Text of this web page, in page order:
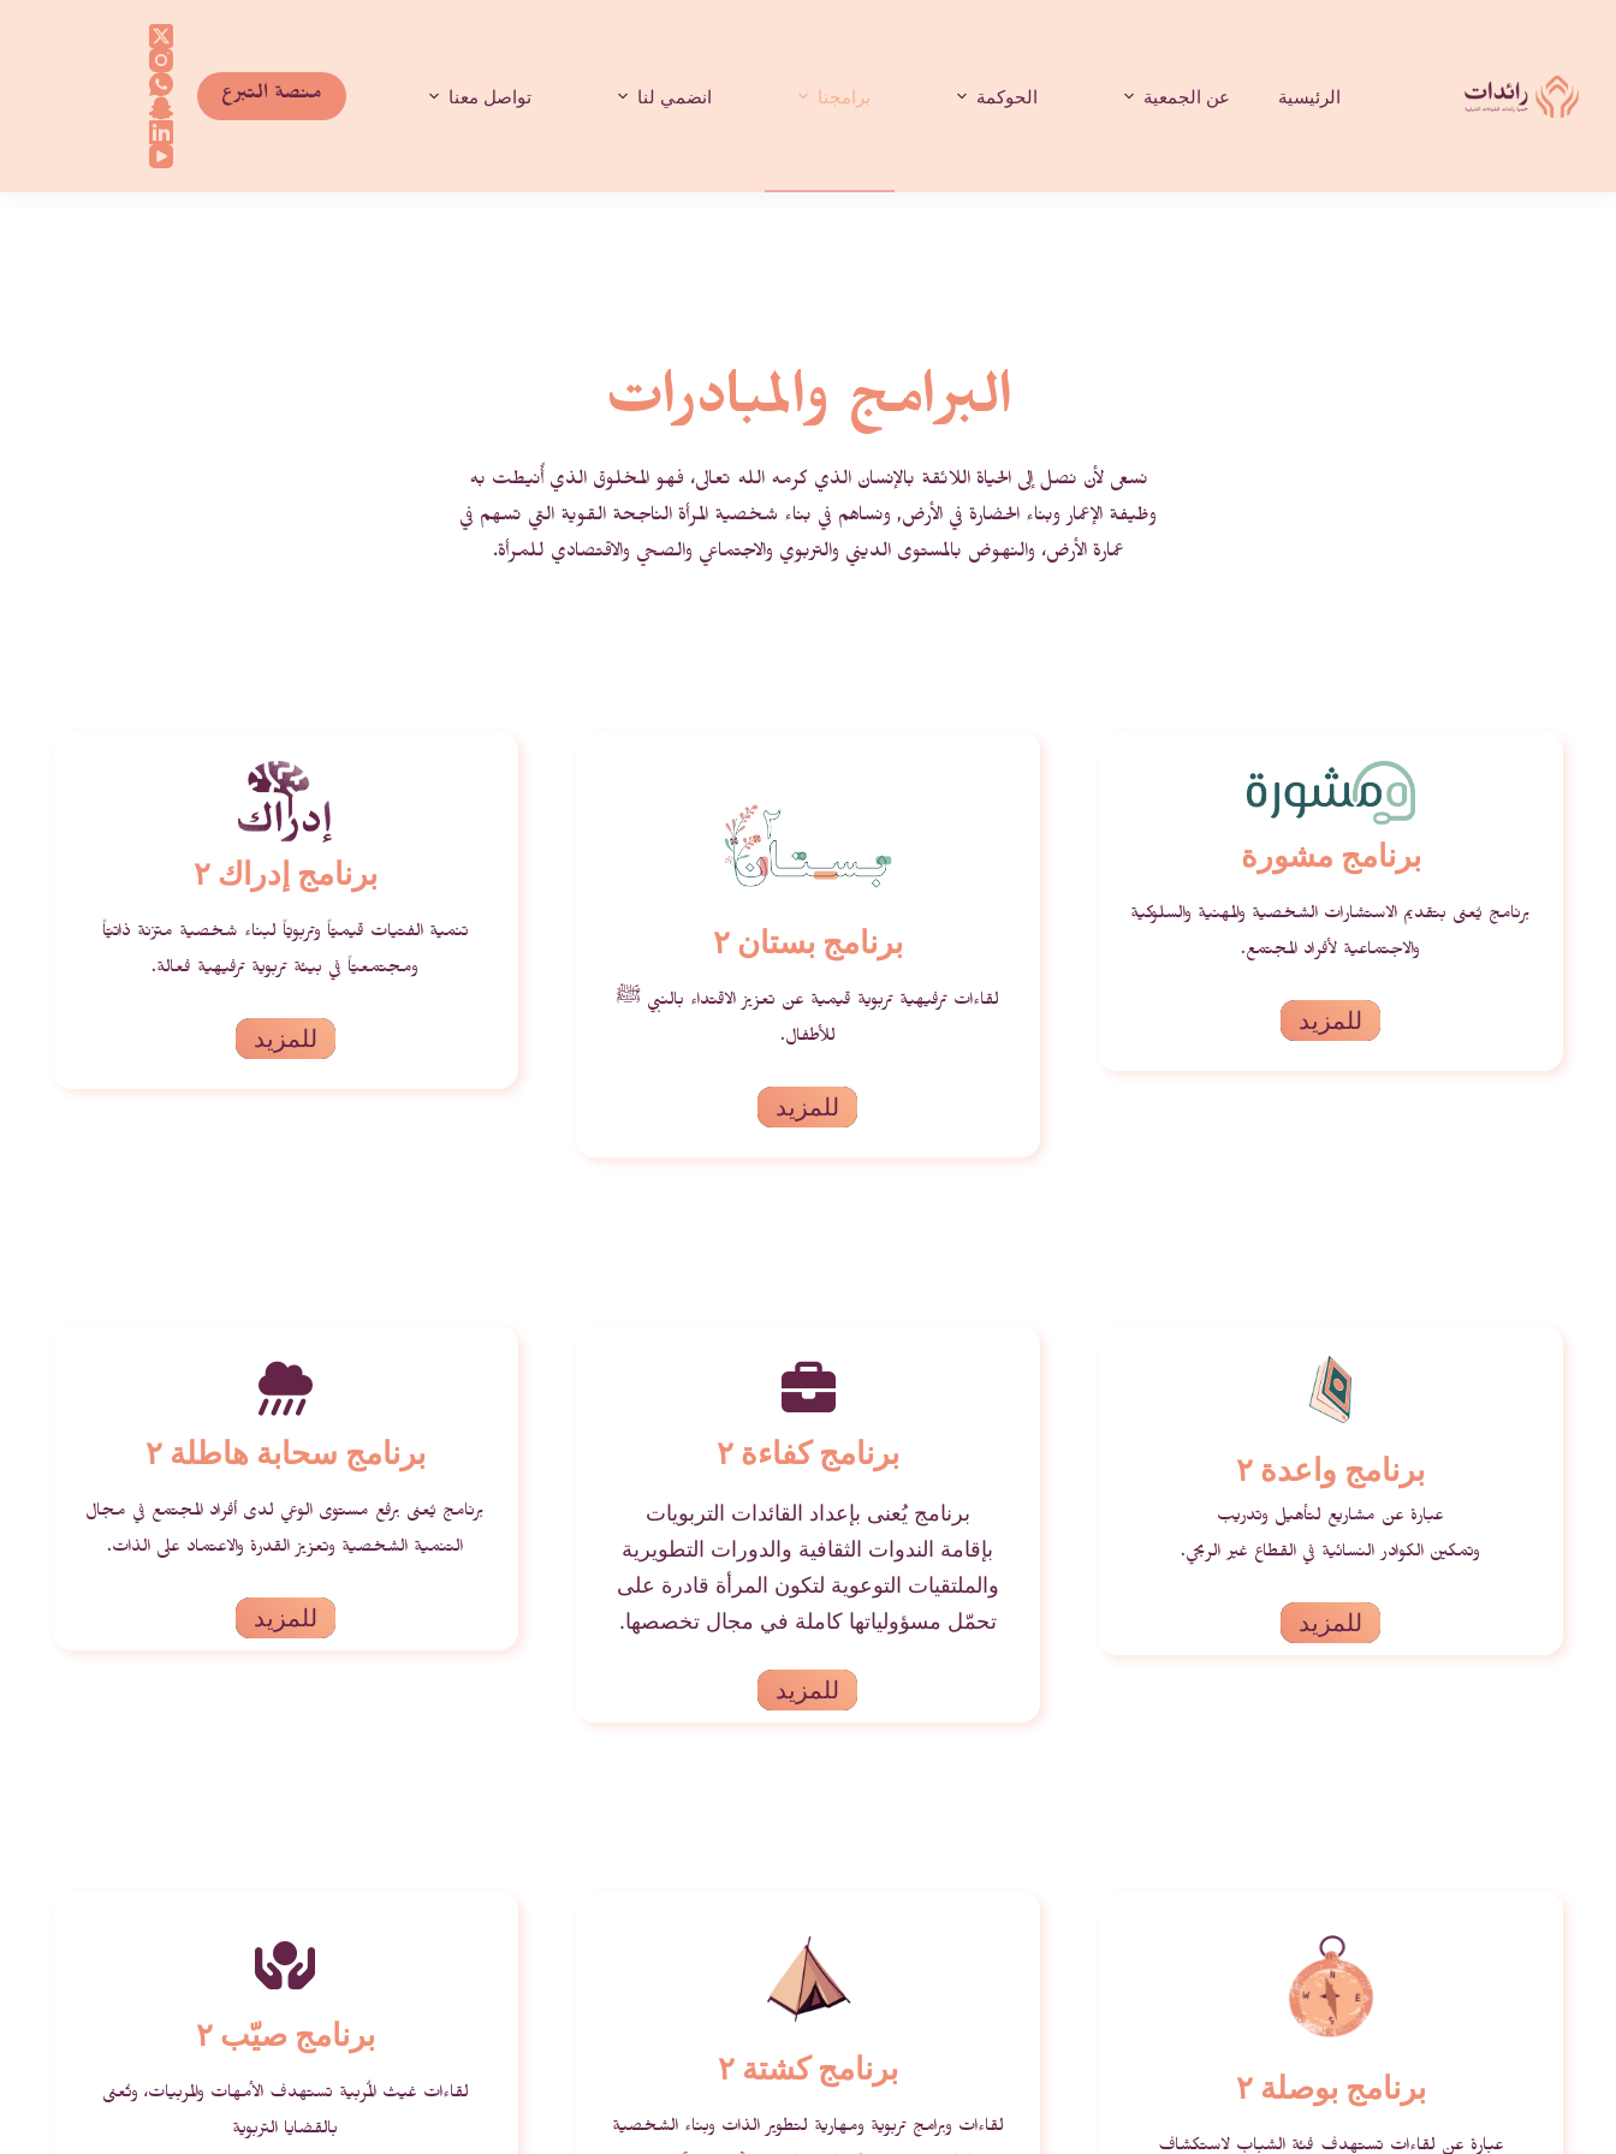
المحتوى
الرئيسية
عن الجمعية الحوكمة برامجنا انضمي لنا تواصل معنا منصة التبرع
البرامج والمبادرات
نسعى لأن نصل إلى الحياة اللائقة بالإنسان الذي كرمه الله تعالى، فهو المخلوق الذي أُنيطت به
وظيفة الإعمار وبناء الحضارة في الأرض, ونساهم في بناء شخصية المرأة الناجحة القوية التي تسهم في
عمارة الأرض، والنهوض بالمستوى الديني والتربوي والاجتماعي والصحي والاقتصادي للمرأة.
برنامج مشورة
برنامج يُعنى بتقديم الاستشارات الشخصية والمهنية والسلوكية
والاجتماعية لأفراد المجتمع.
للمزيد
برنامج بستان ٢
لقاءات ترفيهية تربوية قيمية عن تعزيز الاقتداء بالنبي ﷺ
للأطفال.
للمزيد
برنامج إدراك ٢
تنمية الفتيات قيميّاً وتربويّاً لبناء شخصية متزنة ذاتيّاً
ومجتمعيّاً في بيئة تربوية ترفيهية فعالة.
للمزيد
برنامج واعدة ٢
عبارة عن مشاريع لتأهيل وتدريب
وتمكين الكوادر النسائية في القطاع غير الربحي.
للمزيد
برنامج كفاءة ٢
برنامج يُعنى بإعداد القائدات التربويات
بإقامة الندوات الثقافية والدورات التطويرية
والملتقيات التوعوية لتكون المرأة قادرة على
تحمّل مسؤولياتها كاملة في مجال تخصصها.
للمزيد
برنامج سحابة هاطلة ٢
برنامج يُعنى برفع مستوى الوعي لدى أفراد المجتمع في مجال
التنمية الشخصية وتعزيز القدرة والاعتماد على الذات.
للمزيد
برنامج بوصلة ٢
عبارة عن لقاءات تستهدف فئة الشباب لاستكشاف
برنامج كشتة ٢
لقاءات وبرامج تربوية ومهارية لتطوير الذات وبناء الشخصية
برنامج صيّب ٢
لقاءات غيث المُربية تستهدف الأمهات والمربيات، وتُعنى
بالقضايا التربوية